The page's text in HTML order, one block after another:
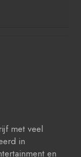
met veel
in
en